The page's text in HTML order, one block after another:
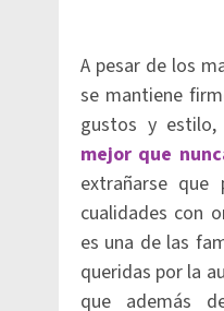
A pesar de los
se mantiene
gustos y estilo,
mejor que
extrañarse que
cualidades con
es una de las
queridas por la
que además